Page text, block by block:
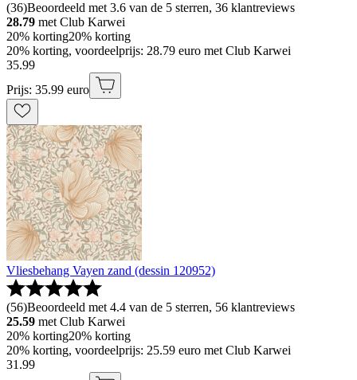
(36)Beoordeeld met 3.6 van de 5 sterren, 36 klantreviews
28.79 met Club Karwei
20% korting20% korting
20% korting, voordeelprijs: 28.79 euro met Club Karwei
35.99
Prijs: 35.99 euro
Vliesbehang Vayen zand (dessin 120952)
(56)Beoordeeld met 4.4 van de 5 sterren, 56 klantreviews
25.59 met Club Karwei
20% korting20% korting
20% korting, voordeelprijs: 25.59 euro met Club Karwei
31.99